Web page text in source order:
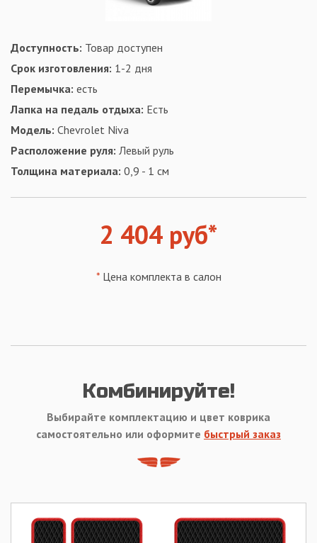
Доступность: Товар доступен
Срок изготовления: 1-2 дня
Перемычка: есть
Лапка на педаль отдыха: Есть
Модель: Chevrolet Niva
Расположение руля: Левый руль
Толщина материала: 0,9 - 1 см
2 404 руб*
*Цена комплекта в салон
Комбинируйте!
Выбирайте комплектацию и цвет коврика
самостоятельно или оформите быстрый заказ